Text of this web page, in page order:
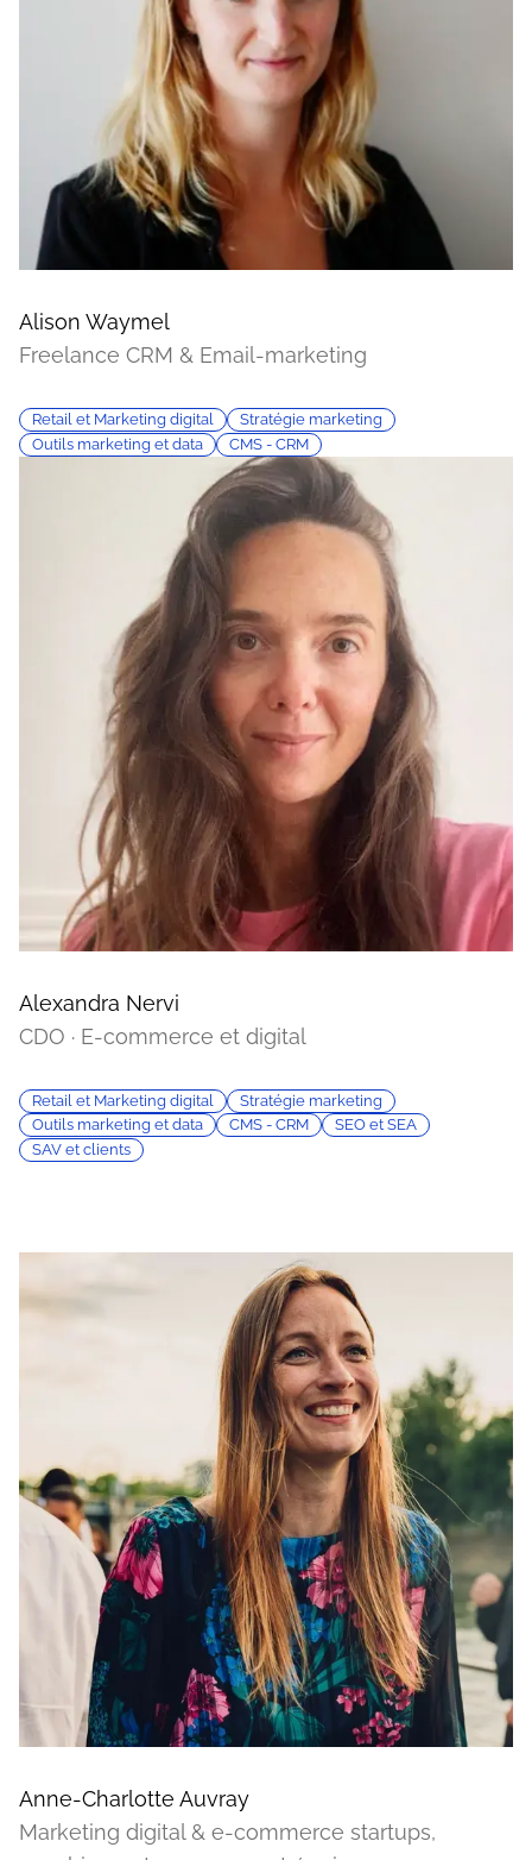
Alison Waymel
Freelance CRM & Email-marketing
Retail et Marketing digital
Stratégie marketing
Outils marketing et data
CMS - CRM
Alexandra Nervi
CDO · E-commerce et digital
Retail et Marketing digital
Stratégie marketing
Outils marketing et data
CMS - CRM
SEO et SEA
SAV et clients
Anne-Charlotte Auvray
Marketing digital & e-commerce startups,